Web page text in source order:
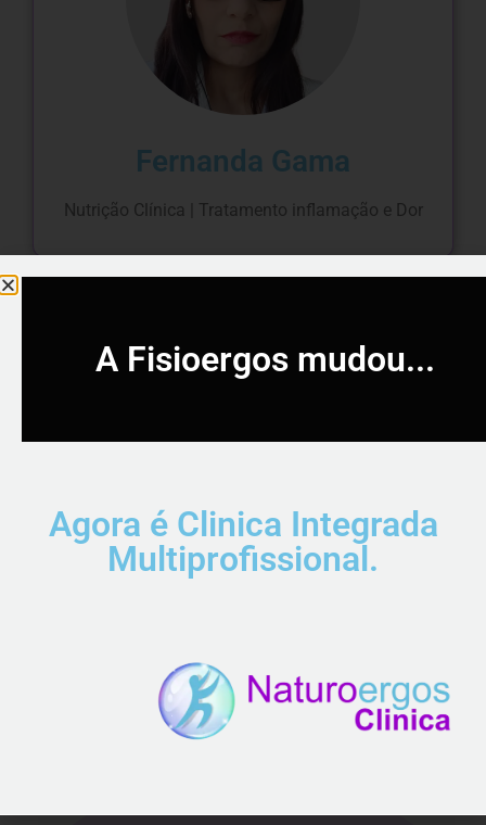
Fernanda Gama
Nutrição Clínica | Tratamento inflamação e Dor
Psicóloga clínica | Escuta terapêutica com
olhar integrativo
A Fisioergos mudou...
Agora é Clinica Integrada
Multiprofissional.